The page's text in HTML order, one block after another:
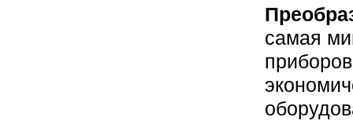
самая